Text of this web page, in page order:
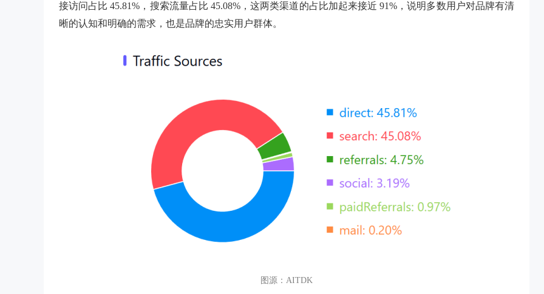
接访问占比 45.81%，搜索流量占比 45.08%，这两类渠道的占比加起来接近 91%，说明多数用户对品牌有清
晰的认知和明确的需求，也是品牌的忠实用户群体。
图源：AITDK